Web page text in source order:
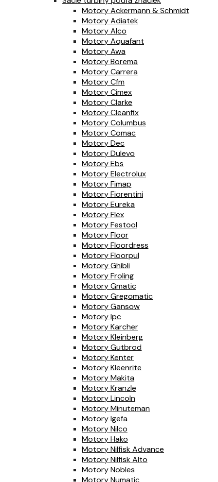
Motory Ackermann & Schmidt
Motory Adiatek
Motory Alco
Motory Aquafant
Motory Awa
Motory Borema
Motory Carrera
Motory Cfm
Motory Cimex
Motory Clarke
Motory Cleanfix
Motory Columbus
Motory Comac
Motory Dec
Motory Dulevo
Motory Ebs
Motory Electrolux
Motory Fimap
Motory Fiorentini
Motory Eureka
Motory Flex
Motory Festool
Motory Floor
Motory Floordress
Motory Floorpul
Motory Ghibli
Motory Froling
Motory Gmatic
Motory Gregomatic
Motory Gansow
Motory Ipc
Motory Karcher
Motory Kleinberg
Motory Gutbrod
Motory Kenter
Motory Kleenrite
Motory Makita
Motory Kranzle
Motory Lincoln
Motory Minuteman
Motory Igefa
Motory Nilco
Motory Hako
Motory Nilfisk Advance
Motory Nilfisk Alto
Motory Nobles
Motory Numatic